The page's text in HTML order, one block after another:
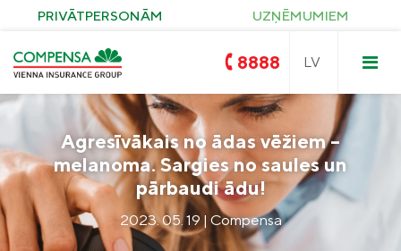
Compensa
Nedzīvības un Seesam veselības
apdrošināšana
Compensa Life
Dzīvības un veselības
OCTA
PRIVĀTPERSONĀM UZŅĒMUMIEM
8888
Agresīvākais no ādas vēžiem –
melanoma. Sargies no saules un
pārbaudi ādu!
2023. 05. 19 | Compensa